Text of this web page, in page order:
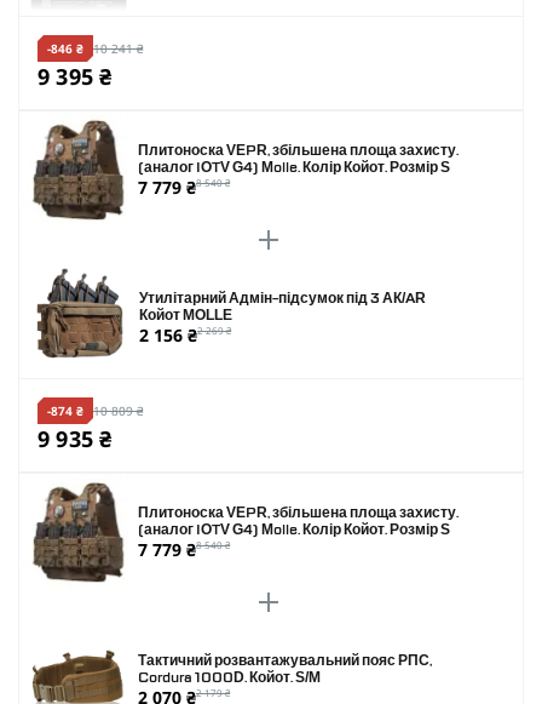
-846 ₴ 10 241 ₴
9 395 ₴
Плитоноска VEPR, збільшена площа захисту.
(аналог IOTV G4) Molle. Колір Койот. Розмір S
7 779 ₴8 540 ₴
Утилітарний Адмін-підсумок під 3 АК/AR
Койот MOLLE
2 156 ₴2 269 ₴
-874 ₴ 10 809 ₴
9 935 ₴
Плитоноска VEPR, збільшена площа захисту.
(аналог IOTV G4) Molle. Колір Койот. Розмір S
7 779 ₴8 540 ₴
Тактичний розвантажувальний пояс РПС,
Cordura 1000D. Койот. S/M
2 070 ₴2 179 ₴